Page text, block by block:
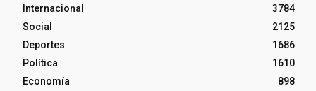
Internacional
3784
Social
2125
Deportes
1686
Política
1610
Economía
898